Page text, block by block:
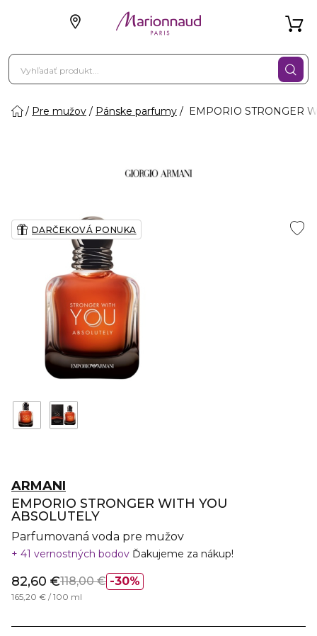
Pre mužov Pánske parfumy EMPORIO STRONGER
DARČEKOVÁ PONUKA
ARMANI
EMPORIO STRONGER WITH YOU
ABSOLUTELY
Parfumovaná voda pre mužov
41 vernostných bodov Ďakujeme za nákup!
30%
82,60 €118,00 €
165,20 € / 100 ml